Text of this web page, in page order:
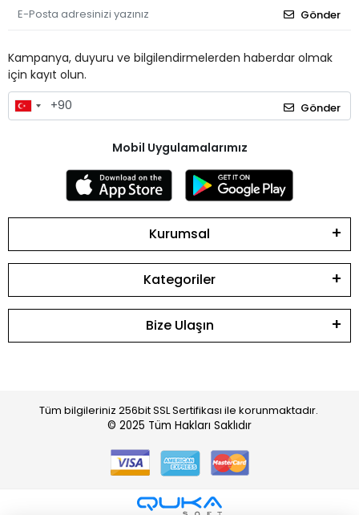
Gönder
Kampanya, duyuru ve bilgilendirmelerden haberdar olmak
için kayıt olun.
Gönder
Mobil Uygulamalarımız
Kurumsal
Kategoriler
Bize Ulaşın
Tüm bilgileriniz 256bit SSL Sertifikası ile korunmaktadır.
© 2025 Tüm Hakları Saklıdır